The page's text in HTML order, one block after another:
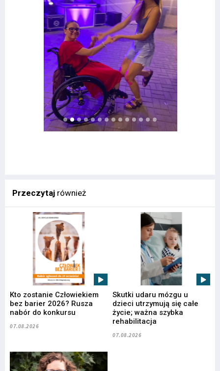
Przeczytaj również
Kto zostanie Człowiekiem
bez barier 2026? Rusza
nabór do konkursu
07.08.2026
Skutki udaru mózgu u
dzieci utrzymują się całe
życie; ważna szybka
rehabilitacja
07.08.2026